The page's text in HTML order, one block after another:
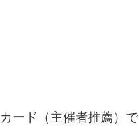
ード（主催者推薦）で